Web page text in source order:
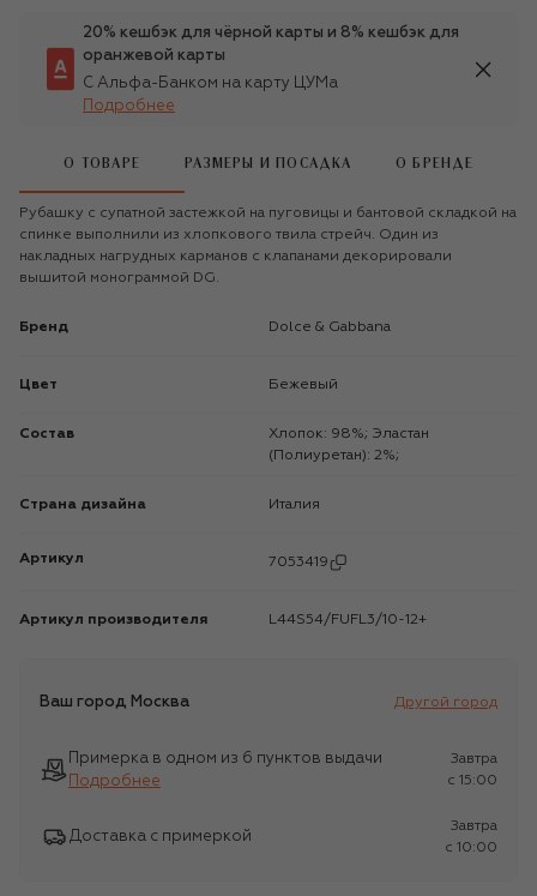
20% кешбэк для чёрной карты и 8% кешбэк для
оранжевой карты
С Альфа-Банком на карту ЦУМа
Подробнее
О ТОВАРЕ РАЗМЕРЫ И ПОСАДКА О БРЕНДЕ
Рубашку с супатной застежкой на пуговицы и бантовой складкой на
спинке выполнили из хлопкового твила стрейч. Один из
накладных нагрудных карманов с клапанами декорировали
вышитой монограммой DG.
Бренд Dolce & Gabbana
Цвет Бежевый
Состав
Хлопок: 98%; Эластан
(Полиуретан): 2%;
Страна дизайна Италия
Артикул 7053419
Артикул производителя L44S54/FUFL3/10-12+
Ваш город Москва Другой город
Примерка в одном из 6 пунктов выдачи
Подробнее
Завтра
c 15:00
Доставка с примеркой
Завтра
c 10:00